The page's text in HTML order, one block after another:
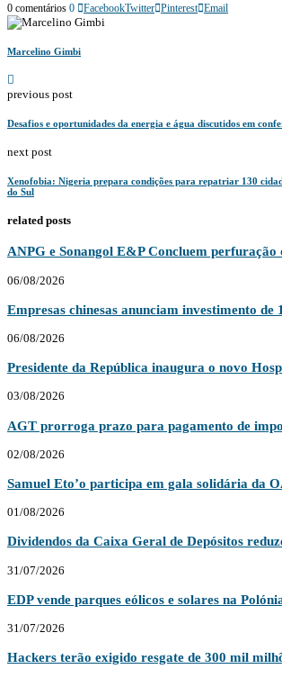
0 comentários 0 FacebookTwitter Pinterest Email
Marcelino Gimbi
previous post
Desafios e oportunidades da energia e água discutidos em
next post
Xenofobia: Nigeria prepara condições para repatriar 130
do Sul
related posts
ANPG e Sonangol E&P Concluem perfuração
06/08/2026
Empresas chinesas anunciam investimento de
06/08/2026
Presidente da República inaugura o novo
03/08/2026
AGT prorroga prazo para pagamento de
02/08/2026
Samuel Eto’o participa em gala solidária da
01/08/2026
Dividendos da Caixa Geral de Depósitos
31/07/2026
EDP vende parques eólicos e solares na
31/07/2026
Hackers terão exigido resgate de 300 mil